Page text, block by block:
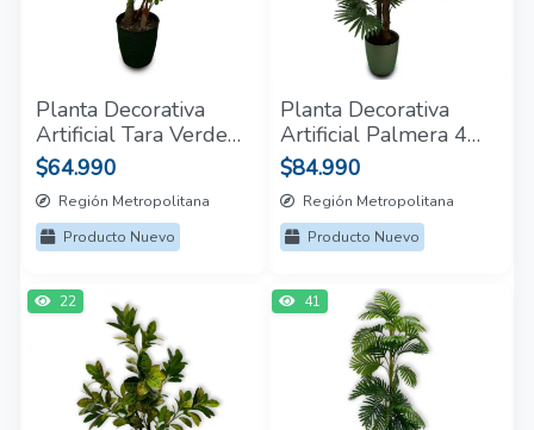
Planta Decorativa
Artificial Tara Verde
Claro
$64.990
Región Metropolitana
Producto Nuevo
Planta Decorativa
Artificial Palmera 4
varas 1.8mt
$84.990
Región Metropolitana
Producto Nuevo
22 41